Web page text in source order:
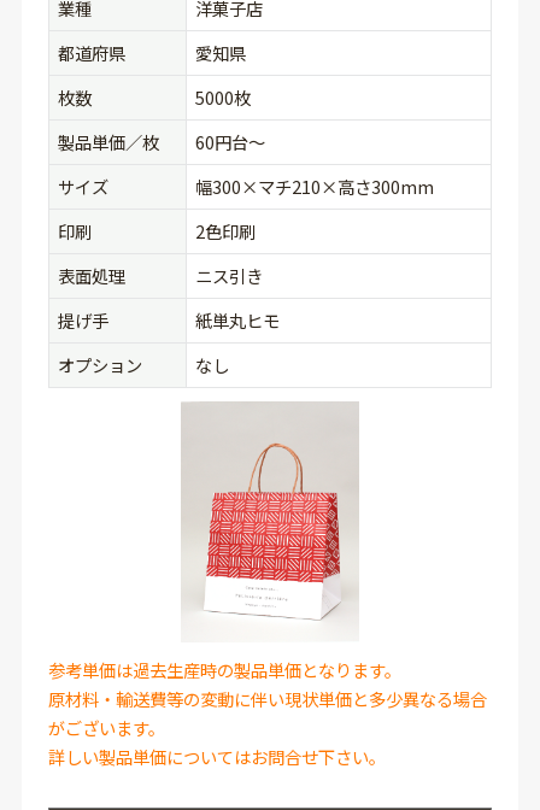
業種
洋菓子店
都道府県
愛知県
枚数
5000枚
製品単価／枚
60円台〜
サイズ
幅300×マチ210×高さ300mm
印刷
2色印刷
表面処理
ニス引き
提げ手
紙単丸ヒモ
オプション
なし
参考単価は過去生産時の製品単価となります。
原材料・輸送費等の変動に伴い現状単価と多少異なる場合
がございます。
詳しい製品単価についてはお問合せ下さい。